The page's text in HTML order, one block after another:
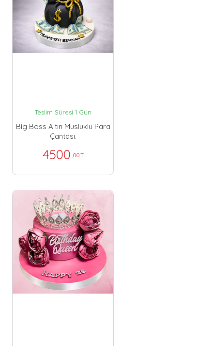
Teslim Süresi 1 Gün
Big Boss Altın Musluklu Para
Çantası.
4500 ,00 TL